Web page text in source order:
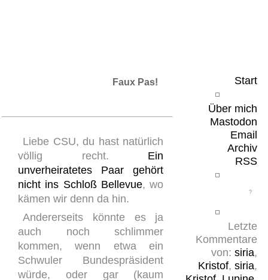
Start
Über mich
Mastodon
Email
Archiv
RSS
Letzte
Kommentare
von: siria,
Kristof, siria,
Faux Pas!
Liebe CSU, du hast natürlich
völlig recht. Ein
unverheiratetes Paar gehört
nicht ins Schloß Bellevue, wo
kämen wir denn da hin.
Andererseits könnte es ja
auch noch schlimmer
kommen, wenn etwa ein
Schwuler Bundespräsident
würde, oder gar (kaum